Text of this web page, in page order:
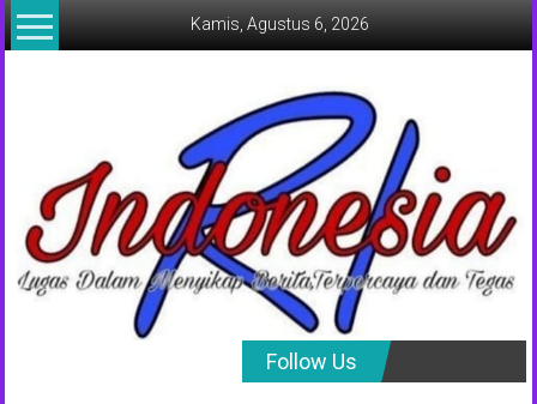
Lompat
ke
Kamis, Agustus 6, 2026
Follow Us